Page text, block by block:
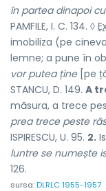
în partea dinapoi
PAMFILE, I. C. 134. ◊
imobiliza (pe
lemne; a pune în
vor putea ține[pe
STANCU, D. 149. A
măsura, a trece
prea trece peste
ISPIRESCU, U. 95. 2.
luntre se numește
126.
sursa:DLRLC 1955-1957